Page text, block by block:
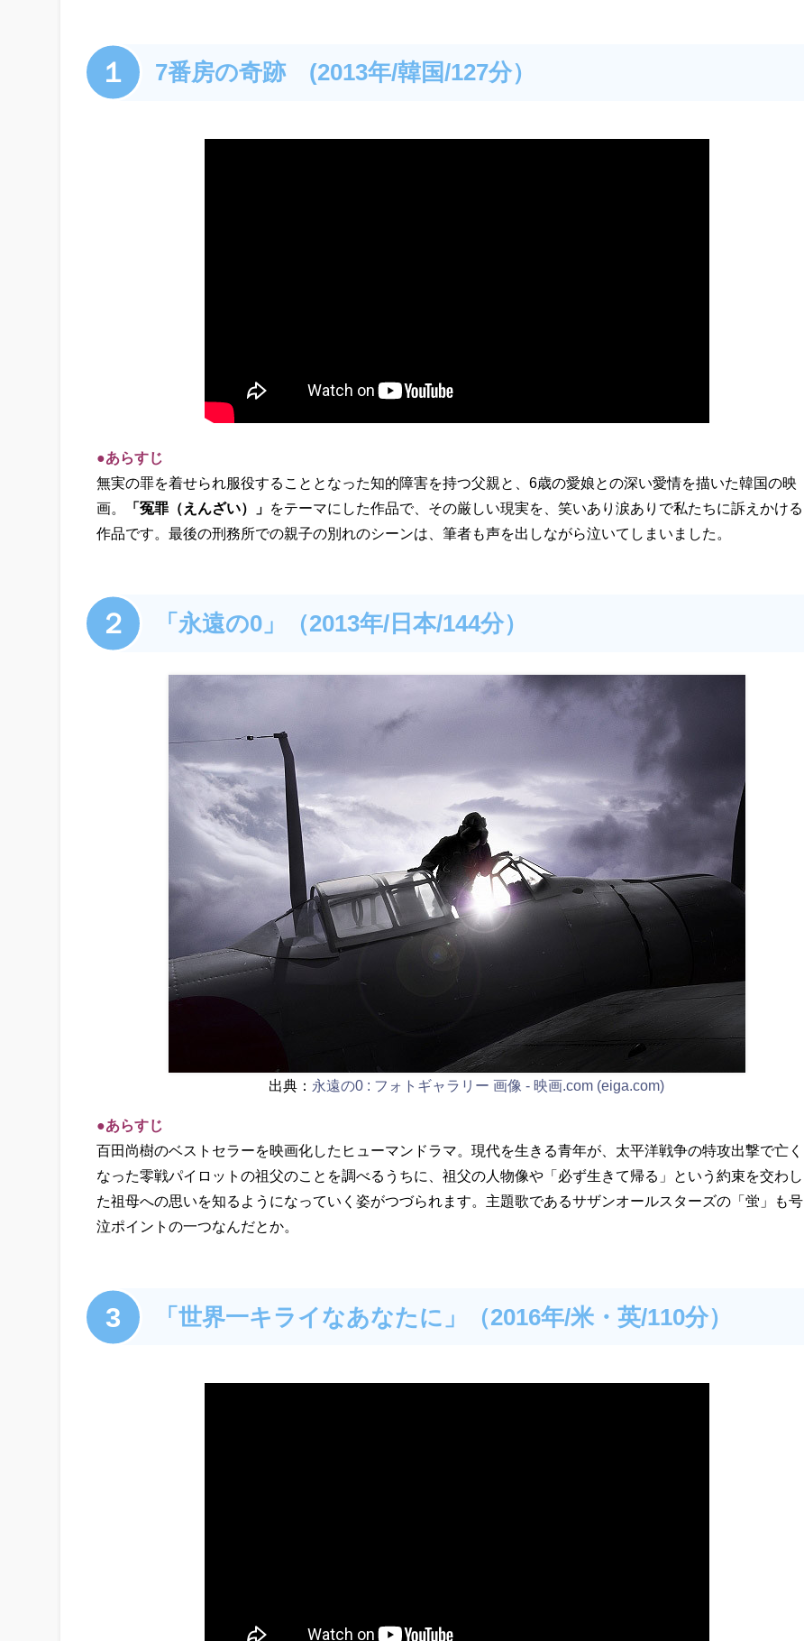
１ 7番房の奇跡 (2013年/韓国/127分）
●あらすじ
無実の罪を着せられ服役することとなった知的障害を持つ父親と、6歳の愛娘との深い愛情を描いた韓国の映
画。
「冤罪（えんざい）」
をテーマにした作品で、その厳しい現実を、笑いあり涙ありで私たちに訴えかける
作品です。最後の刑務所での親子の別れのシーンは、筆者も声を出しながら泣いてしまいました。
２ 「永遠の0」（2013年/日本/144分）
出典： 永遠の0 : フォトギャラリー 画像 - 映画.com (eiga.com)
●あらすじ
百田尚樹のベストセラーを映画化したヒューマンドラマ。現代を生きる青年が、太平洋戦争の特攻出撃で亡く
なった零戦パイロットの祖父のことを調べるうちに、祖父の人物像や「必ず生きて帰る」という約束を交わし
た祖母への思いを知るようになっていく姿がつづられます。主題歌であるサザンオールスターズの「蛍」も号
泣ポイントの一つなんだとか。
3 「世界一キライなあなたに」（2016年/米・英/110分）